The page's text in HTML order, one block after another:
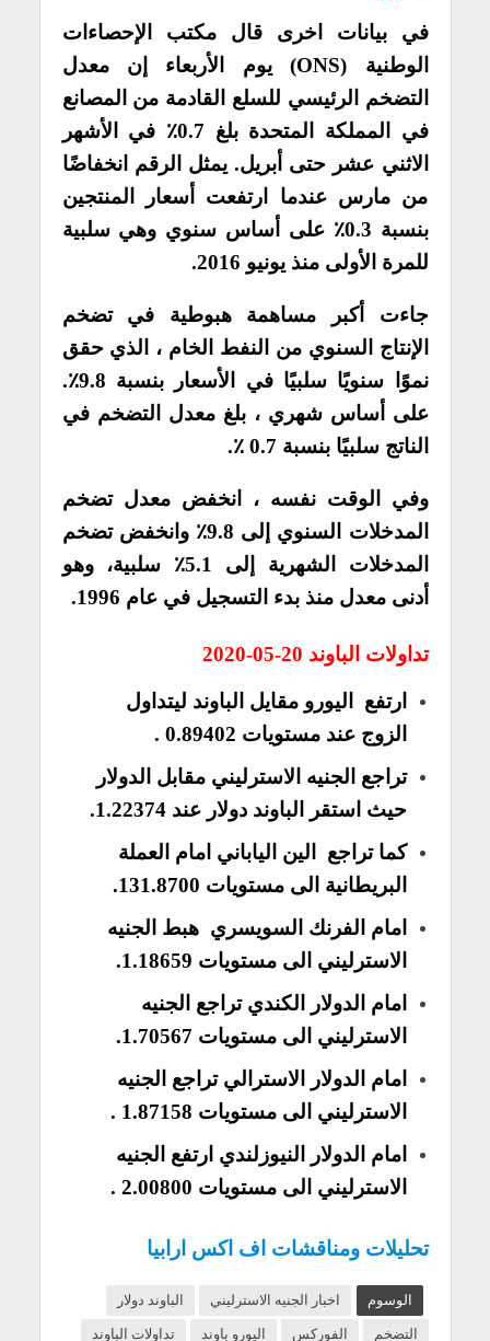
في بيانات اخرى قال مكتب الإحصاءات
الوطنية (ONS) يوم الأربعاء إن معدل
التضخم الرئيسي للسلع القادمة من المصانع
في المملكة المتحدة بلغ 0.7٪ في الأشهر
الاثني عشر حتى أبريل. يمثل الرقم انخفاضًا
من مارس عندما ارتفعت أسعار المنتجين
بنسبة 0.3٪ على أساس سنوي وهي سلبية
للمرة الأولى منذ يونيو 2016.
جاءت أكبر مساهمة هبوطية في تضخم
الإنتاج السنوي من النفط الخام ، الذي حقق
نموًا سنويًا سلبيًا في الأسعار بنسبة 9.8٪.
على أساس شهري ، بلغ معدل التضخم في
الناتج سلبيًا بنسبة 0.7 ٪.
وفي الوقت نفسه ، انخفض معدل تضخم
المدخلات السنوي إلى 9.8٪ وانخفض تضخم
المدخلات الشهرية إلى 5.1٪ سلبية، وهو
أدنى معدل منذ بدء التسجيل في عام 1996.
تداولات الباوند 20-05-2020
ارتفع اليورو مقايل الباوند ليتداول
الزوج عند مستويات 0.89402 .
تراجع الجنيه الاسترليني مقابل الدولار
حيث استقر الباوند دولار عند 1.22374.
كما تراجع الين الياباني امام العملة
البريطانية الى مستويات 131.8700.
امام الفرنك السويسري هبط الجنيه
الاسترليني الى مستويات 1.18659.
امام الدولار الكندي تراجع الجنيه
الاسترليني الى مستويات 1.70567.
امام الدولار الاسترالي تراجع الجنيه
الاسترليني الى مستويات 1.87158 .
امام الدولار النيوزلندي ارتفع الجنيه
الاسترليني الى مستويات 2.00800 .
تحليلات ومناقشات اف اكس ارابيا
الوسوم اخبار الجنيه الاسترليني
الباوند دولار
التضخم
الفوركس اليورو باوند تداولات الباوند